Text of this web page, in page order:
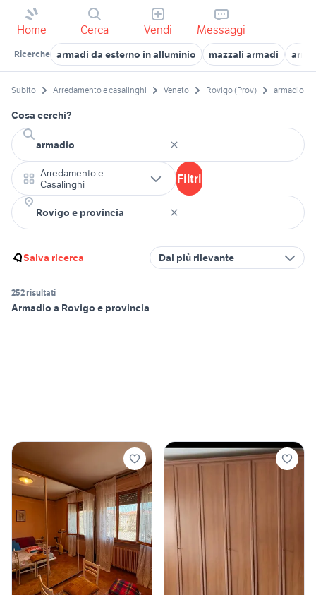
Home Cerca Vendi Messaggi
Ricerche armadi da esterno in alluminio mazzali armadi
Subito Arredamento e casalinghi Veneto Rovigo (Prov) armadio
Cosa cerchi?
Arredamento e
Casalinghi
Filtri
Salva ricerca Dal più rilevante
252 risultati
Armadio a Rovigo e provincia